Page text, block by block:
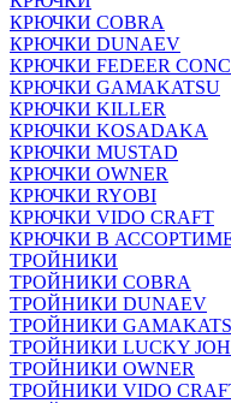
КРЮЧКИ COBRA
КРЮЧКИ DUNAEV
КРЮЧКИ FEDEER
КРЮЧКИ GAMAKATSU
КРЮЧКИ KILLER
КРЮЧКИ KOSADAKA
КРЮЧКИ MUSTAD
КРЮЧКИ OWNER
КРЮЧКИ RYOBI
КРЮЧКИ VIDO CRAFT
КРЮЧКИ В
ТРОЙНИКИ
ТРОЙНИКИ COBRA
ТРОЙНИКИ DUNAEV
ТРОЙНИКИ
ТРОЙНИКИ LUCKY
ТРОЙНИКИ OWNER
ТРОЙНИКИ VIDO